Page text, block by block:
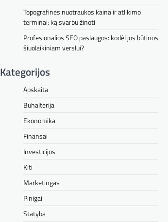
Topografinės nuotraukos kaina ir atlikimo
terminai: ką svarbu žinoti
Profesionalios SEO paslaugos: kodėl jos būtinos
šiuolaikiniam verslui?
Kategorijos
Apskaita
Buhalterija
Ekonomika
Finansai
Investicijos
Kiti
Marketingas
Pinigai
Statyba